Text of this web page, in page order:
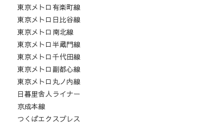
東京メトロ有楽町線
東京メトロ日比谷線
東京メトロ南北線
東京メトロ半蔵門線
東京メトロ千代田線
東京メトロ副都心線
東京メトロ丸ノ内線
日暮里舎人ライナー
京成本線
つくばエクスプレス